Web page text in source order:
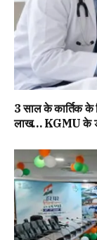
3 साल के कार्तिक के
लाख… KGMU के